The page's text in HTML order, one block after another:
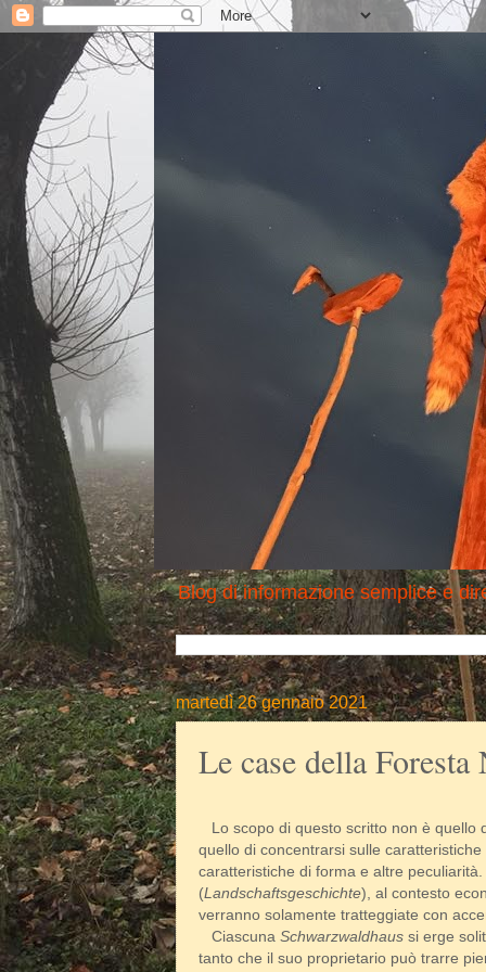
Blog di informazione semplice e
martedì 26 gennaio 2021
Le case della
Lo scopo di questo scritto non è quello
quello di concentrarsi sulle
caratteristiche di forma e altre
(Landschaftsgeschichte), al contesto
verranno solamente tratteggiate con
Ciascuna Schwarzwaldhaus si erge
tanto che il suo proprietario può trarre